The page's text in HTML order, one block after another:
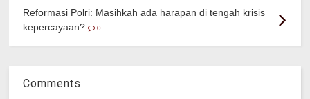
Reformasi Polri: Masihkah ada harapan di tengah krisis
kepercayaan?
0
Comments